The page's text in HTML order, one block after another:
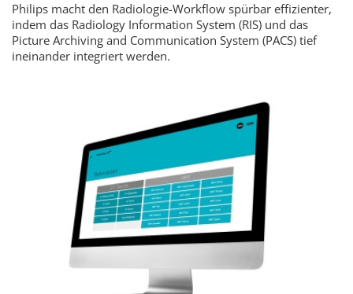
Philips macht den Radiologie-Workflow spürbar effizienter,
indem das Radiology Information System (RIS) und das
Picture Archiving and Communication System (PACS) tief
ineinander integriert werden.